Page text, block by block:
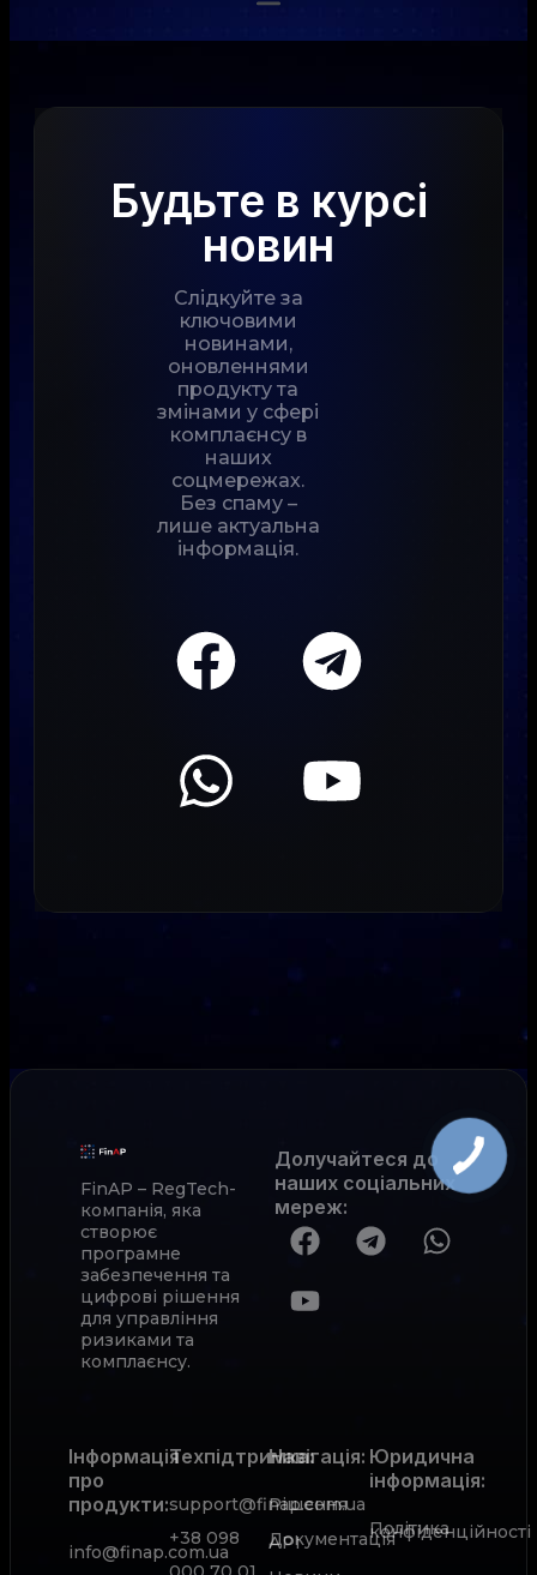
Будьте в курсі
новин
Слідкуйте за
ключовими
новинами,
оновленнями
продукту та
змінами у сфері
комплаєнсу в
наших
соцмережах.
Без спаму –
лише актуальна
інформація.
FinAP – RegTech-
компанія, яка
створює
програмне
забезпечення та
цифрові рішення
для управління
ризиками та
комплаєнсу.
Долучайтеся до
наших соціальних
мереж:
Інформація
про
продукти:
info@finap.com.ua
Техпідтримка:
support@finap.com.ua
+38 098
Рішення
Документація
АРІ
Навігація: Юридична
інформація:
Політика
конфіденційності